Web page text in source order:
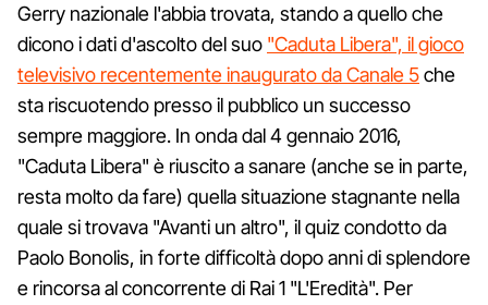
Gerry nazionale l'abbia trovata, stando a quello che
dicono i dati d'ascolto del suo "Caduta Libera", il gioco
televisivo recentemente inaugurato da Canale 5che
sta riscuotendo presso il pubblico un successo
sempre maggiore. In onda dal 4 gennaio 2016,
"Caduta Libera" è riuscito a sanare (anche se in parte,
resta molto da fare) quella situazione stagnante nella
quale si trovava "Avanti un altro", il quiz condotto da
Paolo Bonolis, in forte difficoltà dopo anni di splendore
e rincorsa al concorrente di Rai 1 "L'Eredità". Per